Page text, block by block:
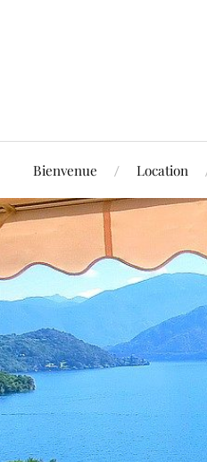
Bienvenue Location